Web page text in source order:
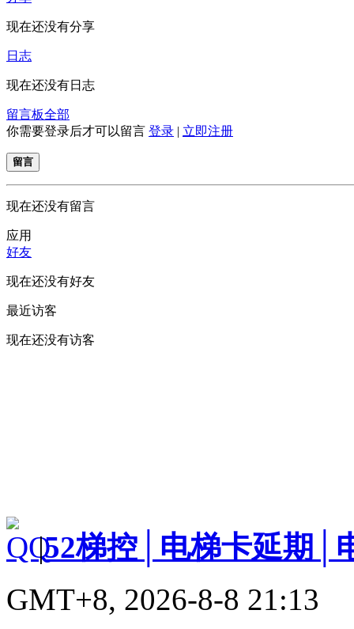
现在还没有分享
日志
现在还没有日志
留言板全部
你需要登录后才可以留言 登录 | 立即注册
留言
现在还没有留言
应用
好友
现在还没有好友
最近访客
现在还没有访客
|52梯控│电梯卡延期│
GMT+8, 2026-8-8 21:13